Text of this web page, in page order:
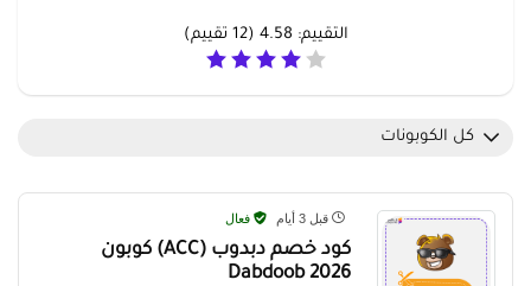
التقييم: 4.58
(
12 تقييم)
كل الكوبونات
قبل 3 أيام فعال
كود خصم دبدوب (ACC) كوبون
Dabdoob 2026